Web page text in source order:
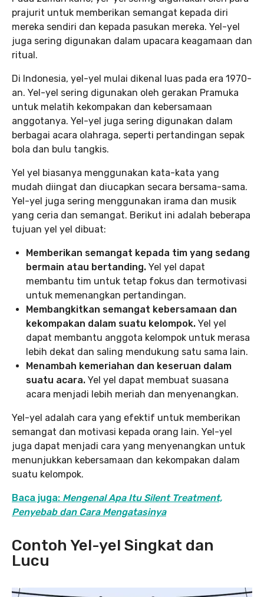
prajurit untuk memberikan semangat kepada diri
mereka sendiri dan kepada pasukan mereka. Yel-yel
juga sering digunakan dalam upacara keagamaan dan
ritual.
Di Indonesia, yel-yel mulai dikenal luas pada era 1970-
an. Yel-yel sering digunakan oleh gerakan Pramuka
untuk melatih kekompakan dan kebersamaan
anggotanya. Yel-yel juga sering digunakan dalam
berbagai acara olahraga, seperti pertandingan sepak
bola dan bulu tangkis.
Yel yel biasanya menggunakan kata-kata yang
mudah diingat dan diucapkan secara bersama-sama.
Yel-yel juga sering menggunakan irama dan musik
yang ceria dan semangat. Berikut ini adalah beberapa
tujuan yel yel dibuat:
Memberikan semangat kepada tim yang sedang
bermain atau bertanding. Yel yel dapat
membantu tim untuk tetap fokus dan termotivasi
untuk memenangkan pertandingan.
Membangkitkan semangat kebersamaan dan
kekompakan dalam suatu kelompok. Yel yel
dapat membantu anggota kelompok untuk merasa
lebih dekat dan saling mendukung satu sama lain.
Menambah kemeriahan dan keseruan dalam
suatu acara. Yel yel dapat membuat suasana
acara menjadi lebih meriah dan menyenangkan.
Yel-yel adalah cara yang efektif untuk memberikan
semangat dan motivasi kepada orang lain. Yel-yel
juga dapat menjadi cara yang menyenangkan untuk
menunjukkan kebersamaan dan kekompakan dalam
suatu kelompok.
Baca juga: Mengenal Apa Itu Silent Treatment,
Penyebab dan Cara Mengatasinya
Contoh Yel-yel Singkat dan
Lucu